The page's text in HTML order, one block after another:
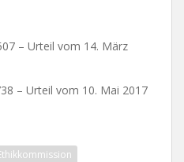
– Urteil vom 14. März
– Urteil vom 10. Mai 2017